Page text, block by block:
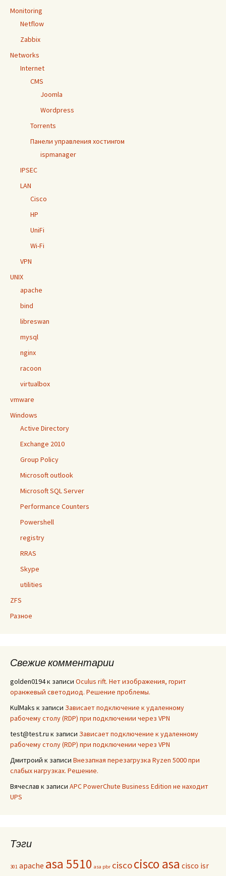
Monitoring
Netflow
Zabbix
Networks
Internet
CMS
Joomla
Wordpress
Torrents
Панели управления хостингом
ispmanager
IPSEC
LAN
Cisco
HP
UniFi
Wi-Fi
VPN
UNIX
apache
bind
libreswan
mysql
nginx
racoon
virtualbox
vmware
Windows
Active Directory
Exchange 2010
Group Policy
Microsoft outlook
Microsoft SQL Server
Performance Counters
Powershell
registry
RRAS
Skype
utilities
ZFS
Разное
Свежие комментарии
golden0194к записи Oculus rift. Нет изображения, горит
оранжевый светодиод. Решение проблемы.
KulMaks к записи Зависает подключение к удаленному
рабочему столу (RDP) при подключении через VPN
test@test.ru к записи Зависает подключение к удаленному
рабочему столу (RDP) при подключении через VPN
Дмитроий к записи Внезапная перезагрузка Ryzen 5000 при
слабых нагрузках. Решение.
Вячеслав к записи APC PowerChute Business Edition не находит
UPS
Тэги
301 apache asa 5510 asa pbr ciscocisco asa cisco isr